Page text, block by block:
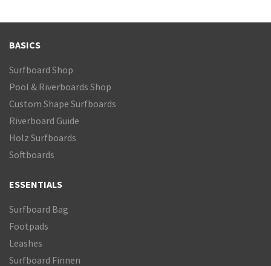
BASICS
Surfboard Shop
Pool & Riverboards Shop
Custom Shape Surfboards
Riverboard Guide
Holz Surfboards
Softboards
ESSENTIALS
Surfboard Bag
Footpads
Leashes
Surfboard Finnen